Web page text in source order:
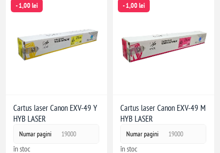
- 1,00 lei
Cartus laser Canon EXV-49 Y
HYB LASER
Numar pagini 19000
în stoc
- 1,00 lei
Cartus laser Canon EXV-49 M
HYB LASER
Numar pagini 19000
în stoc